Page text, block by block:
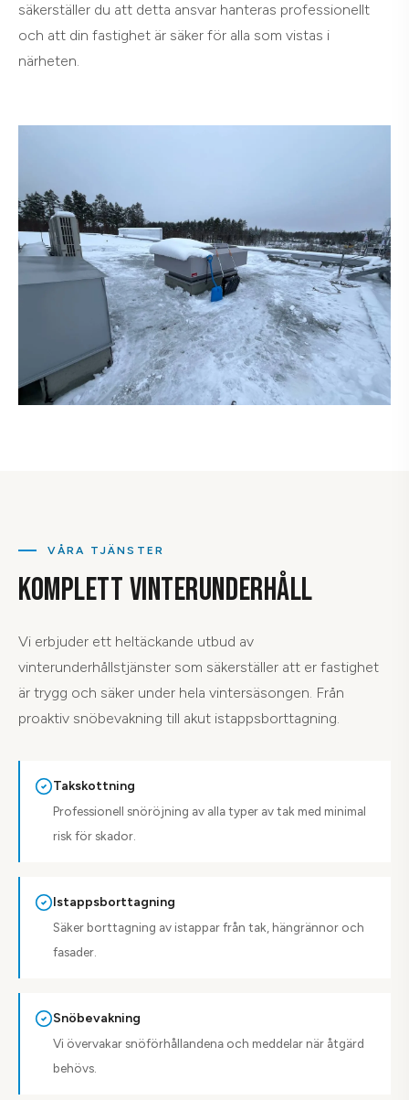
säkerställer du att detta ansvar hanteras professionellt
och att din fastighet är säker för alla som vistas i
närheten.
VÅRA TJÄNSTER
KOMPLETT VINTERUNDERHÅLL
Vi erbjuder ett heltäckande utbud av
vinterunderhållstjänster som säkerställer att er fastighet
är trygg och säker under hela vintersäsongen. Från
proaktiv snöbevakning till akut istappsborttagning.
Takskottning
Professionell snöröjning av alla typer av tak med minimal
risk för skador.
Istappsborttagning
Säker borttagning av istappar från tak, hängrännor och
fasader.
Snöbevakning
Vi övervakar snöförhållandena och meddelar när åtgärd
behövs.